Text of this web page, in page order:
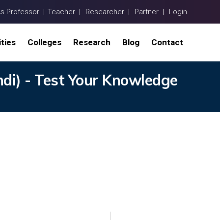
Professor | Teacher | Researcher | Partner | Login
Colleges Research Blog Contact
- Test Your Knowledge